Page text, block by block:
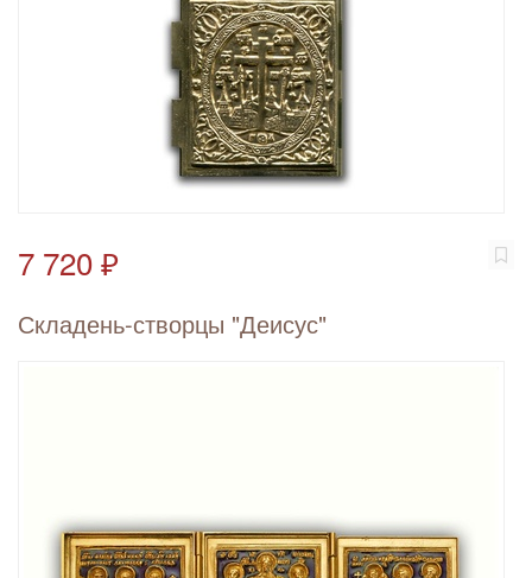
7 720 ₽
Складень-створцы "Деисус"